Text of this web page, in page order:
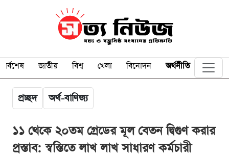
সর্বশেষ জাতীয় বিশ্ব খেলা বিনোদন অর্থনীতি
প্রচ্ছদ অর্থ-বাণিজ্য
১১ থেকে ২০তম গ্রেডের মূল বেতন দ্বিগুণ করার
প্রস্তাব: স্বস্তিতে লাখ লাখ সাধারণ কর্মচারী